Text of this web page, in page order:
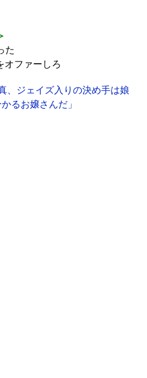
た
オファーしろ
、ジェイズ入りの決め手は娘
るお嬢さんだ」